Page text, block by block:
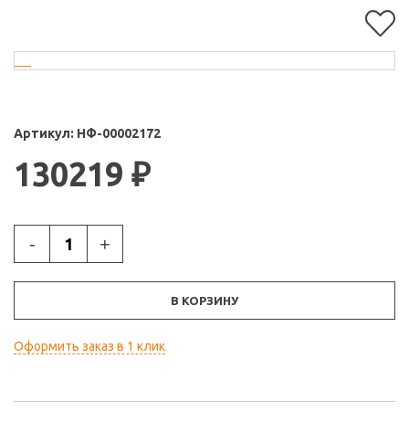
Артикул: НФ-00002172
130219 ₽
- +
В КОРЗИНУ
Оформить заказ в 1 клик